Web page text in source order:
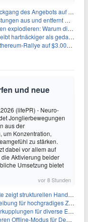
auf Börsen – Was kommt als Nächstes?
mehrere Krypto-Paare: Wer ist betroffen?
dieser Rekord-Tag die KI-Branche erschüttert
gedacht – 2027 wird zum kritischen Test
nach entscheidendem On-Chain-Ausbruch
und neue
(lifePR) - Neuro-
Jonglierbewegungen
aus der
um Konzentration,
zu stärken.
dabei vor allem auf
Aktivierung beider
Umsetzung bietet
vor 8 Stunden
bei der Ernährung schulpflichtiger Kinder
Germanium- und Silbergehalten und stellt ein Betriebsupdate bereit
für diverse Einsatzbereiche
für Desktop- und Mobile-Apps ein